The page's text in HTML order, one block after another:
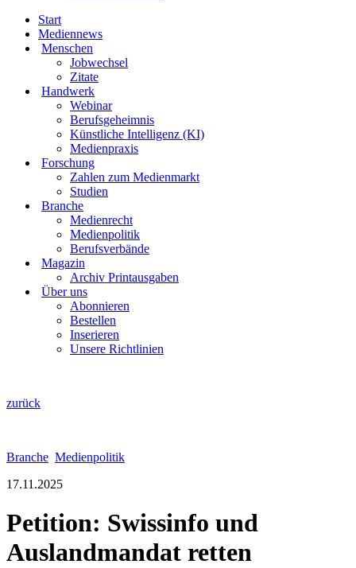
Start
Mediennews
Menschen
Jobwechsel
Zitate
Handwerk
Webinar
Berufsgeheimnis
Künstliche Intelligenz (KI)
Medienpraxis
Forschung
Zahlen zum Medienmarkt
Studien
Branche
Medienrecht
Medienpolitik
Berufsverbände
Magazin
Archiv Printausgaben
Über uns
Abonnieren
Bestellen
Inserieren
Unsere Richtlinien
zurück
Branche Medienpolitik
17.11.2025
Petition: Swissinfo und
Auslandmandat retten